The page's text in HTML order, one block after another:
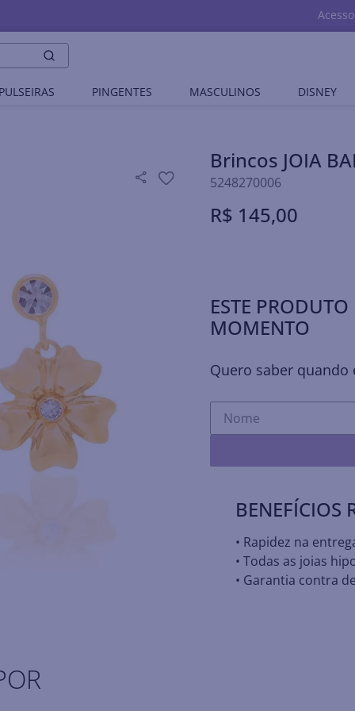
PULSEIRAS PINGENTES MASCULINOS DISNEY
Brincos JOIA
5248270006
R$ 145,00
ESTE
MOMENTO
Quero saber
BENEFÍCIOS
• Rapidez na
• Todas as joias
• Garantia contra